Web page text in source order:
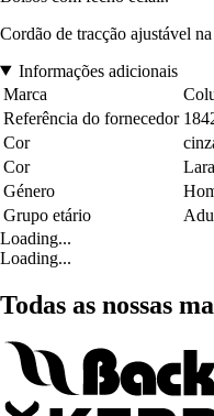
Cordão de tracção ajustável
Informações adicionais
Marca
Referência do fornecedor
Cor
Cor
Género
Grupo etário
Loading...
Loading...
Todas as nossas